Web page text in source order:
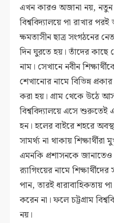
এখন কারও অজানা নয়, নতুন
বিশ্ববিদ্যালয়ে পা রাখার
ক্ষমতাসীন ছাত্র সংগঠনের
দিন ঘুরতে হয়। তাঁদের
নাম। সেখানে নবীন
শেখানোর নামে বিভিন্ন
করা হয়। গ্রাম থেকে উঠে
বিশ্ববিদ্যালয়ে এসে
হন। হলের বাইরে শহরে
সামর্থ্য না থাকায়
এমনকি প্রশাসনকে জানাতেও
র‍্যাগিংয়ের নামে
পান, তারই ধারাবাহিকতায়
করেন না। ফলে চট্টগ্রাম
নয়।